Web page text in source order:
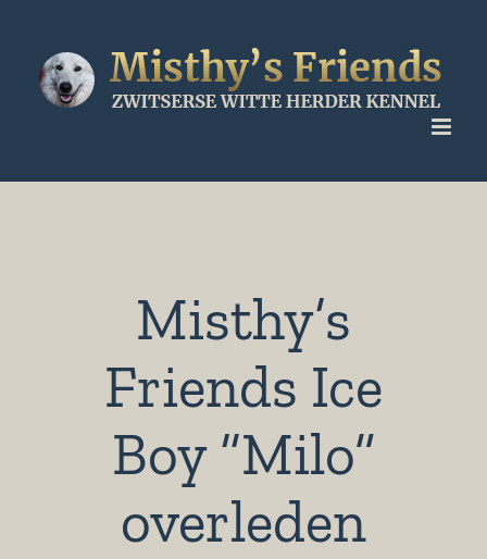
inhoud
Misthy’s
Friends Ice
Boy “Milo”
overleden